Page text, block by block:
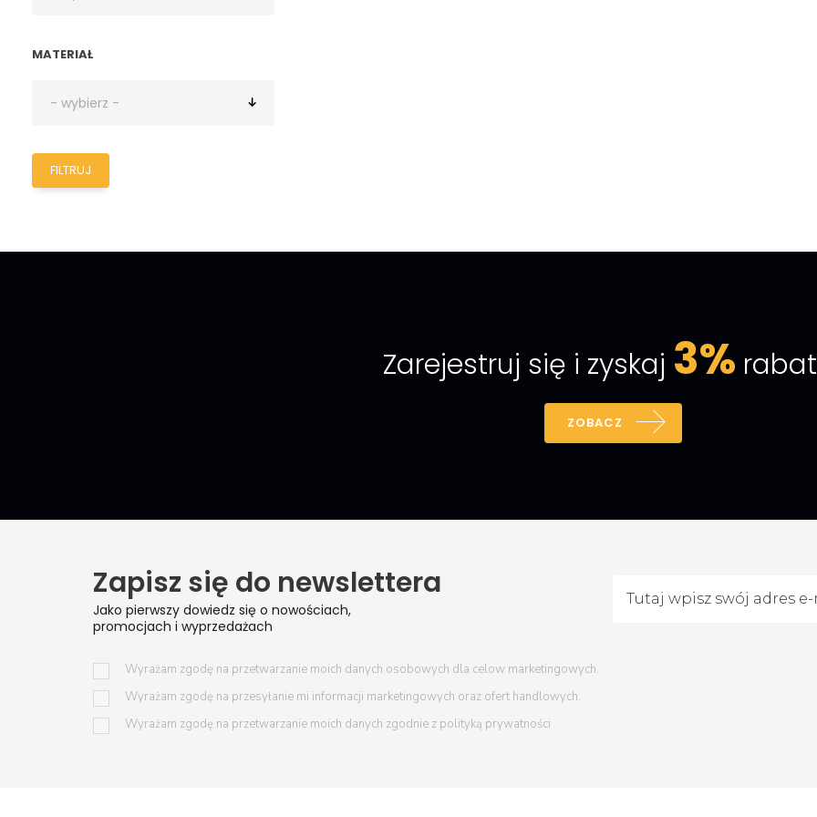
MATERIAŁ
FILTRUJ
Zarejestruj się i zyskaj 3%
ZOBACZ
Zapisz się do newslettera
Jako pierwszy dowiedz się o nowościach,
promocjach i wyprzedażach
Wyrażam zgodę na przetwarzanie moich danych osobowych dla celow marketingowych.
Wyrażam zgodę na przesyłanie mi informacji marketingowych oraz ofert handlowych.
Wyrażam zgodę na przetwarzanie moich danych zgodnie z polityką prywatności